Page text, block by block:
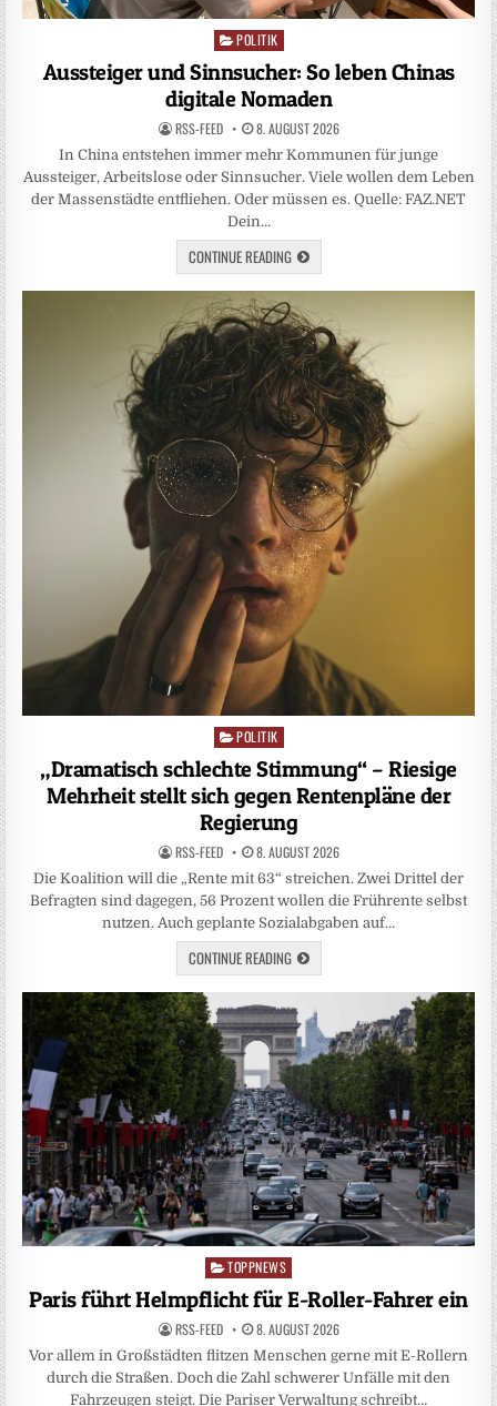
Posted
POLITIK
Aussteiger und Sinnsucher: So leben Chinas
digitale Nomaden
RSS-FEED 8. AUGUST 2026
In China entstehen immer mehr Kommunen für junge
Aussteiger, Arbeitslose oder Sinnsucher. Viele wollen dem Leben
der Massenstädte entfliehen. Oder müssen es. Quelle: FAZ.NET
Dein…
CONTINUE READING
Posted
in
POLITIK
„Dramatisch schlechte Stimmung“ – Riesige
Mehrheit stellt sich gegen Rentenpläne der
Regierung
RSS-FEED 8. AUGUST 2026
Die Koalition will die „Rente mit 63“ streichen. Zwei Drittel der
Befragten sind dagegen, 56 Prozent wollen die Frührente selbst
nutzen. Auch geplante Sozialabgaben auf…
CONTINUE READING
Posted
in
TOPPNEWS
Paris führt Helmpflicht für E-Roller-Fahrer ein
RSS-FEED 8. AUGUST 2026
Vor allem in Großstädten flitzen Menschen gerne mit E-Rollern
durch die Straßen. Doch die Zahl schwerer Unfälle mit den
Fahrzeugen steigt. Die Pariser Verwaltung schreibt…